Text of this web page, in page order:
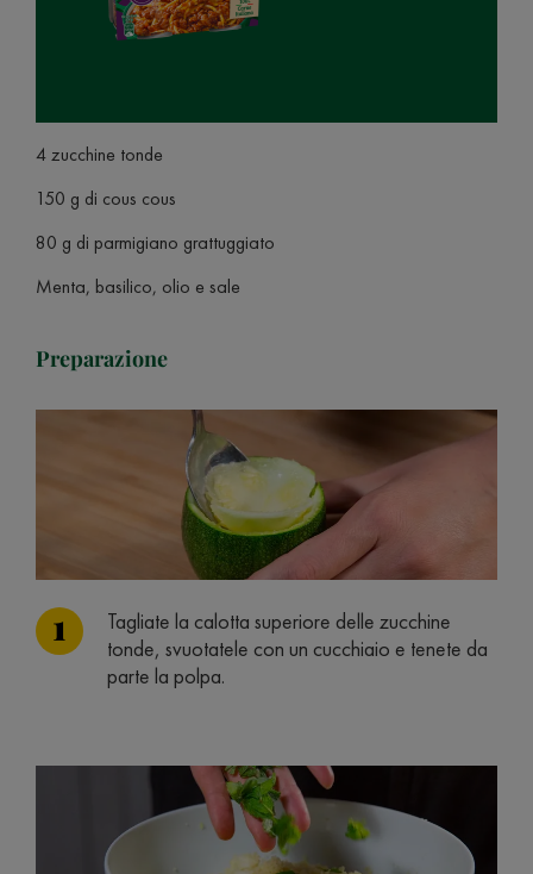
4 zucchine tonde
150 g di cous cous
80 g di parmigiano grattuggiato
Menta, basilico, olio e sale
Preparazione
Tagliate la calotta superiore delle zucchine
tonde, svuotatele con un cucchiaio e tenete da
parte la polpa.